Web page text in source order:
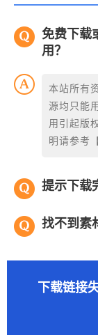
免费下载
用？
本站所有
源均只能
用引起版
明请参考
提示下载
找不到素
下载链接